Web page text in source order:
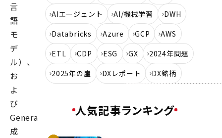
言
語
モ
デ
ル）、
お
よ
び
GenerativeAI（生
成
AIエージェント
AI/機械学習
DWH
Databricks
Azure GCP
AWS
ETL
CDP ESG GX
2024年問題
2025年の崖
DXレポート DX銘柄
人気記事ランキング